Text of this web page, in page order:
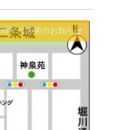
間外施術のお知らせ